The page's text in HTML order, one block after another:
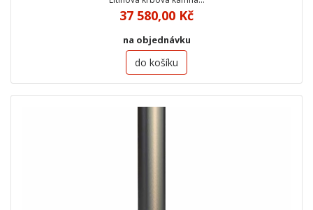
37 580,00 Kč
na objednávku
do košíku